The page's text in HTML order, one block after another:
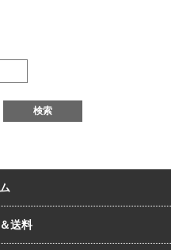
送料